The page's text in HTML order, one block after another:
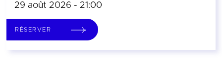
29 août 2026 - 21:00
RÉSERVER